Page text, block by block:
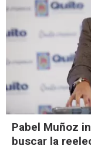
Pabel Muñoz
buscar la